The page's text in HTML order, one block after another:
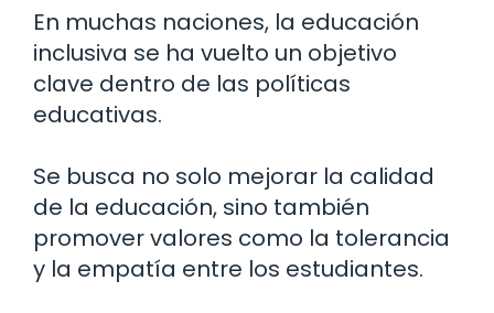
En muchas naciones, la educación
inclusiva se ha vuelto un objetivo
clave dentro de las políticas
educativas.
Se busca no solo mejorar la calidad
de la educación, sino también
promover valores como la tolerancia
y la empatía entre los estudiantes.